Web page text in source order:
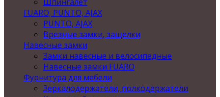
FUARO, PUNTO, AJAX
PUNTO, AJAX
Врезные замки, защелки
Навесные замки
Замки навесные и велосипедные
Навесные замки FUARO
Фурнитура для мебели
Зеркалодержатели, полкодержатели